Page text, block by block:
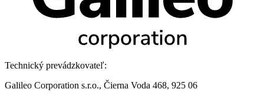
Technický prevádzkovateľ:
Galileo Corporation s.r.o., Čierna Voda 468, 925 06